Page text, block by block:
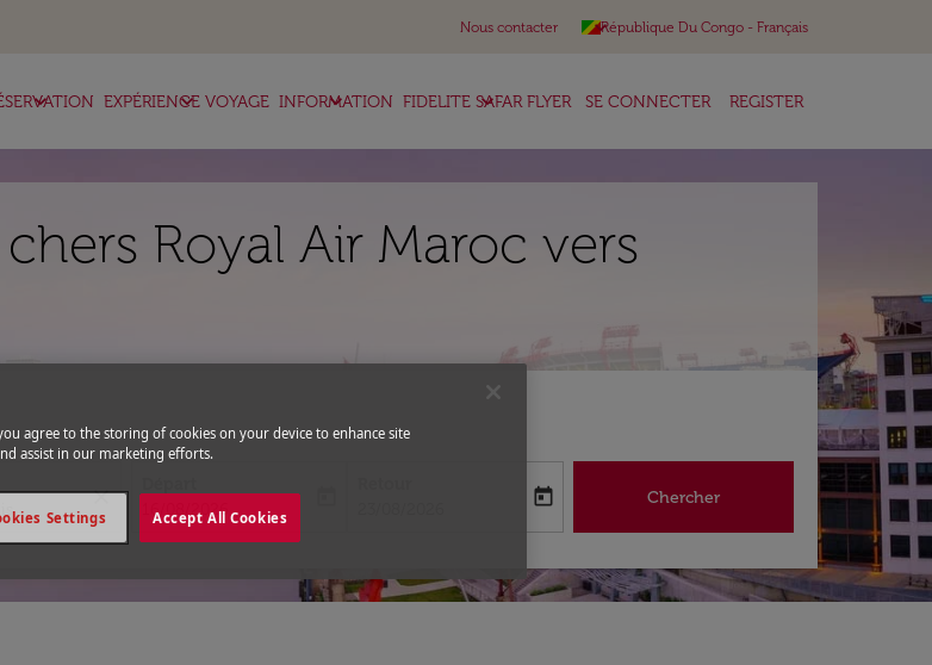
Nous contacter République Du Congo - Français
keyboard_arrow_down
keyboard_arrow_down EXPÉRIENCE VOYAGE
keyboard_arrow_down INFORMATION
keyboard_arrow_down FIDELITE SAFAR FLYER
keyboard_arrow_down SE CONNECTER REGISTER
Royal Air Maroc vers
close
fc-booking-departure-date-aria-label
16/08/2026
fc-booking-return-date-aria-label
today Chercher
you agree to the storing of cookies on your device to enhance site
assist in our marketing efforts.
Accept All Cookies
Settings